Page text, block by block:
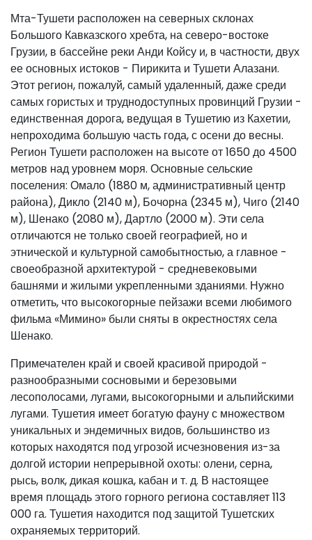
Мта-Тушети расположен на северных склонах
Большого Кавказского хребта, на северо-востоке
Грузии, в бассейне реки Анди Койсу и, в частности, двух
ее основных истоков - Пирикита и Тушети Алазани.
Этот регион, пожалуй, самый удаленный, даже среди
самых гористых и труднодоступных провинций Грузии -
единственная дорога, ведущая в Тушетию из Кахетии,
непроходима большую часть года, с осени до весны.
Регион Тушети расположен на высоте от 1650 до 4500
метров над уровнем моря. Основные сельские
поселения: Омало (1880 м, административный центр
района), Дикло (2140 м), Бочорна (2345 м), Чиго (2140
м), Шенако (2080 м), Дартло (2000 м). Эти села
отличаются не только своей географией, но и
этнической и культурной самобытностью, а главное -
своеобразной архитектурой - средневековыми
башнями и жилыми укрепленными зданиями. Нужно
отметить, что высокогорные пейзажи всеми любимого
фильма «Мимино» были сняты в окрестностях села
Шенако.
Примечателен край и своей красивой природой -
разнообразными сосновыми и березовыми
лесополосами, лугами, высокогорными и альпийскими
лугами. Тушетия имеет богатую фауну с множеством
уникальных и эндемичных видов, большинство из
которых находятся под угрозой исчезновения из-за
долгой истории непрерывной охоты: олени, серна,
рысь, волк, дикая кошка, кабан и т. д. В настоящее
время площадь этого горного региона составляет 113
000 га. Тушетия находится под защитой Тушетских
охраняемых территорий.